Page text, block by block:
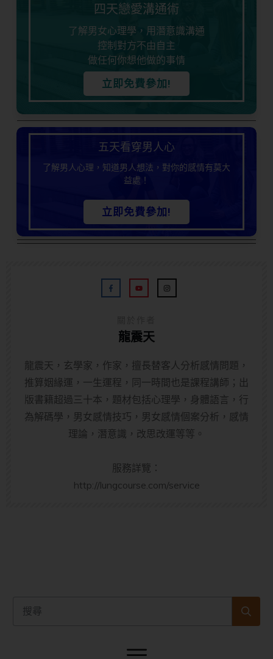
四天戀愛溝通術
了解男女心理學，用潛意識溝通
控制對方不由自主
做任何你想他做的事情
立即免費參加!
五天看穿男人心
了解男人心理，知道男人想法，對你的感情有莫大
益處！
立即免費參加!
龍震天
龍震天，玄學家，作家，擅長替客人分析感情問題，
推算姻緣運，一生運程，同一時間也是課程講師；出
版書籍超過三十本，題材包括心理學，身體語言，行
為解碼學，男女感情技巧，男女感情個案分析，感情
理論，潛意識，改思改運等等。
服務詳覽：
http://lungcourse.com/service